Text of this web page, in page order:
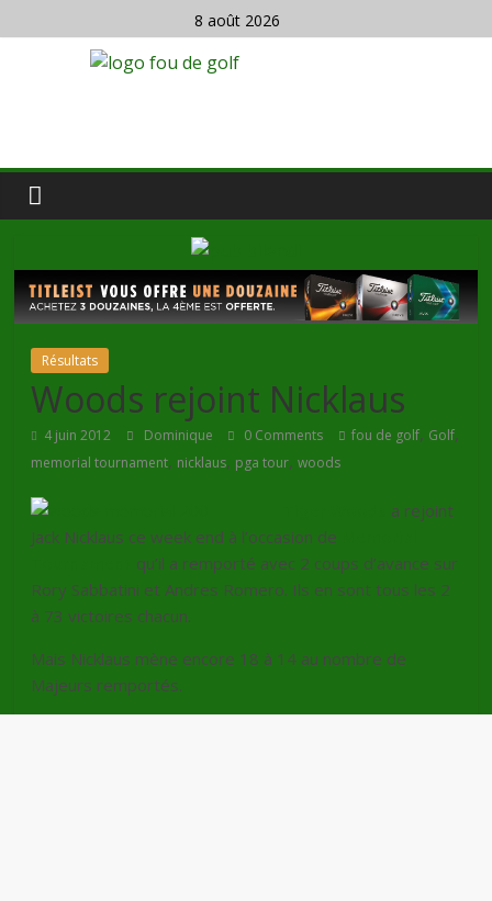
8 août 2026
Résultats
Woods rejoint Nicklaus
4 juin 2012 Dominique 0 Comments fou de golf, Golf,
memorial tournament, nicklaus, pga tour,woods
a rejoint
Jack Nicklaus ce week end à l’occasion de
qu’il a remporté avec 2 coups d’avance sur
Rory Sabbatini et Andres Romero. Ils en sont tous les 2
à 73 victoires chacun.
Mais Nicklaus mène encore 18 à 14 au nombre de
Majeurs remportés.